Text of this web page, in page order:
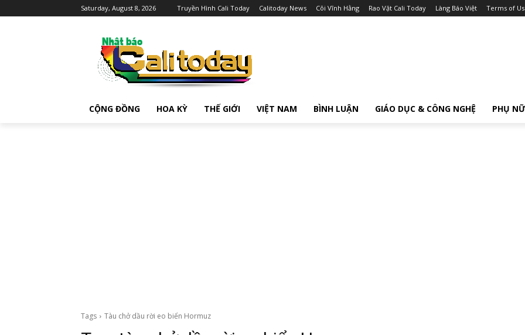
Saturday, August 8, 2026 Truyền Hình Cali Today Calitoday News Cõi Vĩnh Hằng Rao Vặt Cali Today Làng Báo Việt Terms of
CỘNG ĐỒNG HOA KỲ THẾ GIỚI VIỆT NAM BÌNH LUẬN GIÁO DỤC & CÔNG NGHỆ PHỤ NỮ
Tags Tàu chở dầu rời eo biển Hormuz